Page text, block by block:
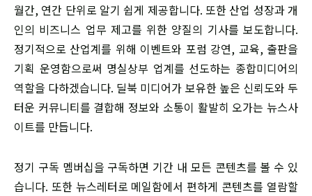
월간, 연간 단위로 알기 쉽게 제공합니다. 또한 산업 성장과 개
인의 비즈니스 업무 제고를 위한 양질의 기사를 보도합니다.
정기적으로 산업계를 위해 이벤트와 포럼 강연, 교육, 출판을
기획 운영함으로써 명실상부 업계를 선도하는 종합미디어의
역할을 다하겠습니다. 딜북 미디어가 보유한 높은 신뢰도와 두
터운 커뮤니티를 결합해 정보와 소통이 활발히 오가는 뉴스사
이트를 만듭니다.
정기 구독 멤버십을 구독하면 기간 내 모든 콘텐츠를 볼 수 있
습니다. 또한 뉴스레터로 메일함에서 편하게 콘텐츠를 열람할